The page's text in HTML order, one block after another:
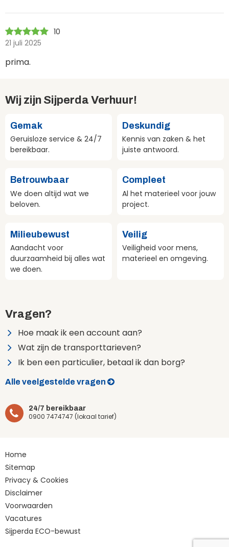
10
21 juli 2025
prima.
Wij zijn Sijperda Verhuur!
Gemak
Geruisloze service & 24/7
bereikbaar.
Deskundig
Kennis van zaken & het
juiste antwoord.
Betrouwbaar
We doen altijd wat we
beloven.
Compleet
Al het materieel voor jouw
project.
Milieubewust
Aandacht voor
duurzaamheid bij alles wat
we doen.
Veilig
Veiligheid voor mens,
materieel en omgeving.
Vragen?
Hoe maak ik een account aan?
Wat zijn de transporttarieven?
Ik ben een particulier, betaal ik dan borg?
Alle veelgestelde vragen
24/7 bereikbaar
0900 7474747 (lokaal tarief)
Home
Sitemap
Privacy & Cookies
Disclaimer
Voorwaarden
Vacatures
Sijperda ECO-bewust